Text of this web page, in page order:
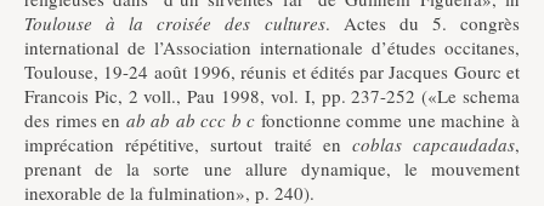
Toulouse à la croisée des cultures. Actes du 5. congrès
international de l’Association internationale d’études occitanes,
Toulouse, 19-24 août 1996, réunis et édités par Jacques Gourc et
Francois Pic, 2 voll., Pau 1998, vol. I, pp. 237-252 («Le schema
des rimes en ab ab ab ccc b c fonctionne comme une machine à
imprécation répétitive, surtout traité en coblas capcaudadas,
prenant de la sorte une allure dynamique, le mouvement
inexorable de la fulmination», p. 240).